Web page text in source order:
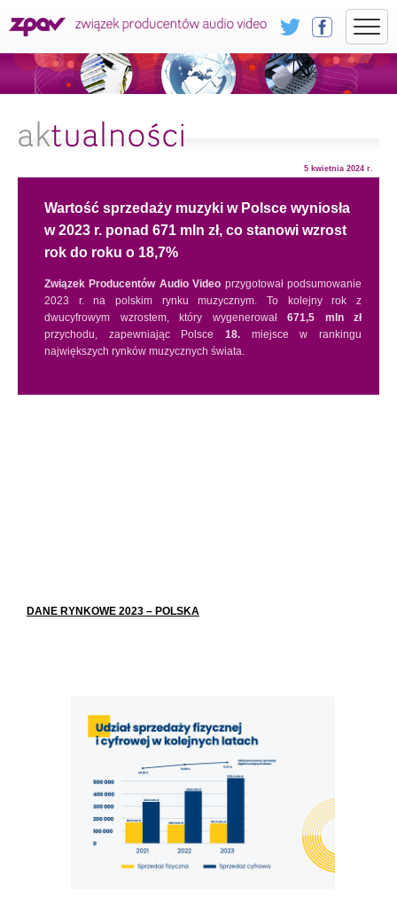
5 kwietnia 2024 r.
Wartość sprzedaży muzyki w Polsce wyniosła
w 2023 r. ponad 671 mln zł, co stanowi wzrost
rok do roku o 18,7%
Związek Producentów Audio Video przygotował podsumowanie
2023 r. na polskim rynku muzycznym. To kolejny rok z
dwucyfrowym wzrostem, który wygenerował 671,5 mln zł
przychodu, zapewniając Polsce 18. miejsce w rankingu
największych rynków muzycznych świata.
DANE RYNKOWE 2023 – POLSKA